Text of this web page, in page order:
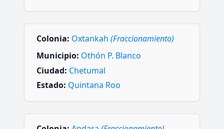
Colonia: Oxtankah (Fraccionamiento)
Municipio: Othón P. Blanco
Ciudad: Chetumal
Estado: Quintana Roo